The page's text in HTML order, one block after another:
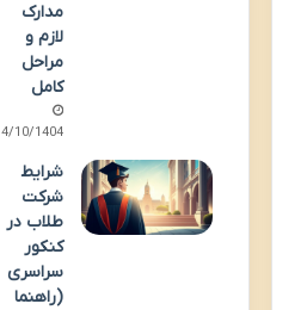
مدارک
لازم و
مراحل
کامل
14/10/1404
شرایط
شرکت
طلاب در
کنکور
سراسری
(راهنما